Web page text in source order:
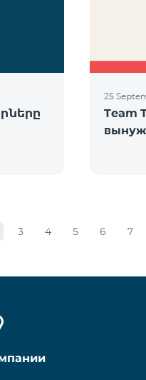
25
Team
3 4 5 6 7